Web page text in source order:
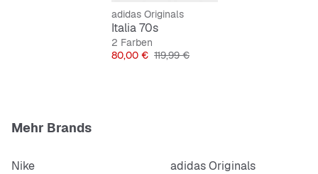
Gummiaußensohle
Schnürleiste aus Wildleder
adidas Originals
Italia 70s
2 Farben
Preis
80,00 € Originalpreis
119,99 €
Mehr Brands
Nike
adidas Originals